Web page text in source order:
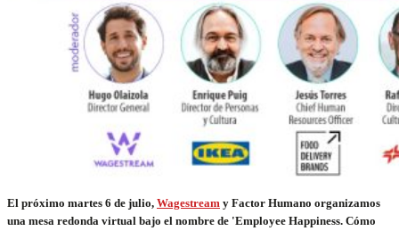
El próximo martes 6 de julio, Wagestream y Factor Humano organizamos
una mesa redonda virtual bajo el nombre de 'Employee Happiness. Cómo